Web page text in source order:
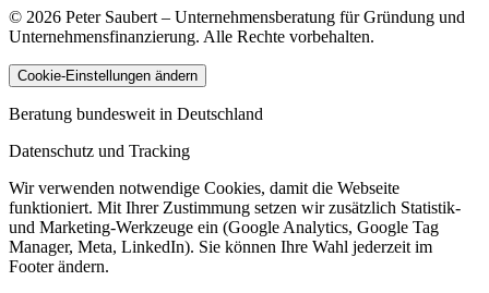
© 2026 Peter Saubert – Unternehmensberatung für Gründung und
Unternehmensfinanzierung. Alle Rechte vorbehalten.
Cookie-Einstellungen ändern
Beratung bundesweit in Deutschland
Datenschutz und Tracking
Wir verwenden notwendige Cookies, damit die Webseite
funktioniert. Mit Ihrer Zustimmung setzen wir zusätzlich Statistik-
und Marketing-Werkzeuge ein (Google Analytics, Google Tag
Manager, Meta, LinkedIn). Sie können Ihre Wahl jederzeit im
Footer ändern.